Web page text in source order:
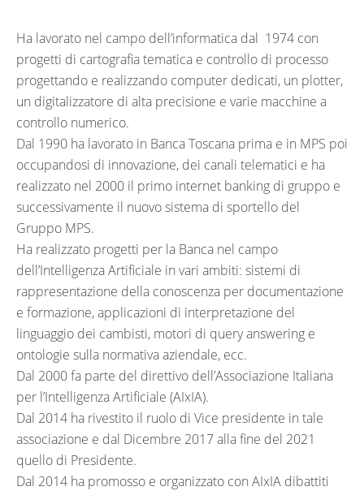
Ha lavorato nel campo dell’informatica dal 1974 con
progetti di cartografia tematica e controllo di processo
progettando e realizzando computer dedicati, un plotter,
un digitalizzatore di alta precisione e varie macchine a
controllo numerico.
Dal 1990 ha lavorato in Banca Toscana prima e in MPS poi
occupandosi di innovazione, dei canali telematici e ha
realizzato nel 2000 il primo internet banking di gruppo e
successivamente il nuovo sistema di sportello del
Gruppo MPS.
Ha realizzato progetti per la Banca nel campo
dell’Intelligenza Artificiale in vari ambiti: sistemi di
rappresentazione della conoscenza per documentazione
e formazione, applicazioni di interpretazione del
linguaggio dei cambisti, motori di query answering e
ontologie sulla normativa aziendale, ecc.
Dal 2000 fa parte del direttivo dell’Associazione Italiana
per l’Intelligenza Artificiale (AIxIA).
Dal 2014 ha rivestito il ruolo di Vice presidente in tale
associazione e dal Dicembre 2017 alla fine del 2021
quello di Presidente.
Dal 2014 ha promosso e organizzato con AIxIA dibattiti